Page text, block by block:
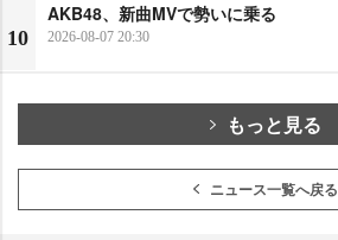
10
AKB48、新曲MVで勢いに乗る
2026-08-07 20:30
もっと見る
ニュース一覧へ戻る